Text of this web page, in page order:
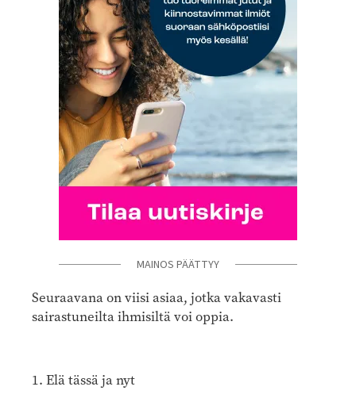
MAINOS PÄÄTTYY
Seuraavana on viisi asiaa, jotka vakavasti
sairastuneilta ihmisiltä voi oppia.
1. Elä tässä ja nyt